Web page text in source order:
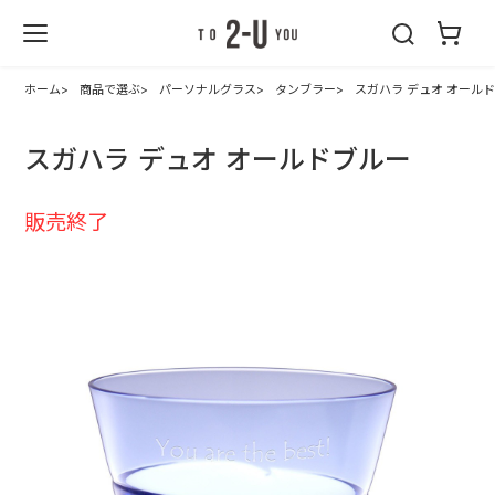
ホーム 商品で選ぶ パーソナルグラス タンブラー スガハラ デュオ オール
スガハラ デュオ オールドブルー
販売終了